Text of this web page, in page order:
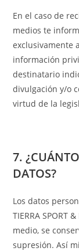
En el caso de
medios te
exclusivamente
información
destinatario
divulgación y/o
virtud de la
7.
DATOS?
Los datos
TIERRA SPORT
medio, se
supresión. Así